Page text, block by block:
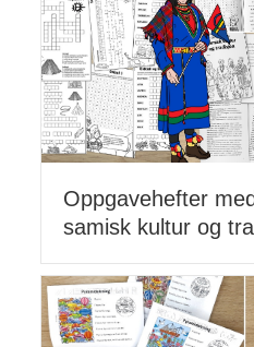
Oppgavehefter
samisk kultur og